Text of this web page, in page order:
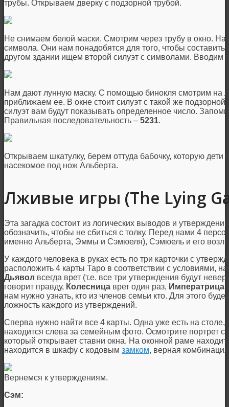
трубы. Открываем дверку с подзорной трубой.
Не снимаем белой маски. Смотрим через трубу в окно.
символа. Они нам понадобятся для того, чтобы
другом здании ищем второй силуэт с символами. Вводим
Нам дают лунную маску. С помощью бинокля смотрим на
приближаем ее. В окне стоит силуэт с такой же
силуэт вам будут показывать определенное число.
Правильная последовательность – 5231.
Открываем шкатулку, берем оттуда бабочку, которую
насекомое под нож Альберта.
Лживые игры (The Lying
Эта загадка состоит из логических выводов и
обозначить, чтобы не сбиться с толку. Перед нами 4
именно Альберта, Эммы и Сэмюеля), Сэмюель и его
У каждого человека в руках есть по три карточки с
расположить 4 карты Таро в соответствии с условиями,
Дьявол всегда врет (т.е. все три утверждения будут
говорит правду, Колесница врет один раз, Императрица
нам нужно узнать, кто из членов семьи кто. Для этого
ложность каждого из утверждений.
Сперва нужно найти все 4 карты. Одна уже есть на столе,
находится слева за семейным фото. Осмотрите портрет
который открывает ставни окна. На оконной раме
находится в шкафу с кодовым замком, верная
Вернемся к утверждениям.
Сэм: